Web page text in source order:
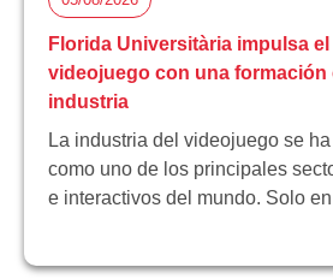
Florida Universitària impulsa el
videojuego con una formación
industria
La industria del videojuego se
como uno de los principales
e interactivos del mundo. Solo